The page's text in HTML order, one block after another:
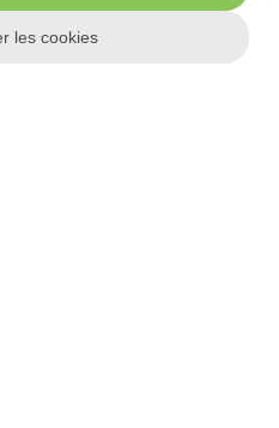
Politique de
Paramétrer les cookies
les cookies